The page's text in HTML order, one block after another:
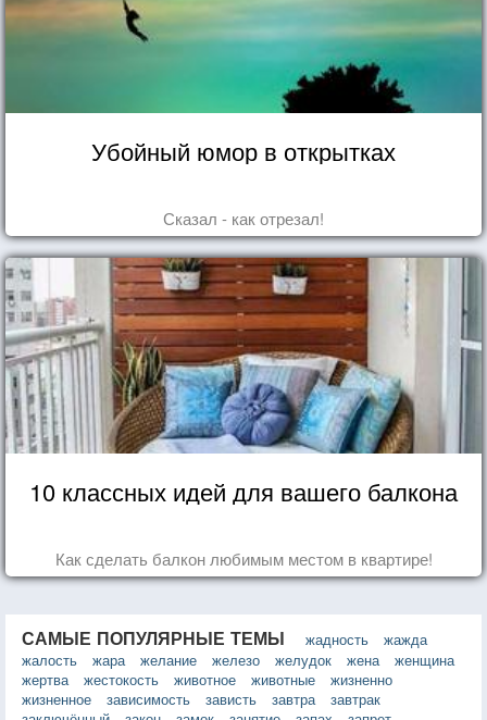
Убойный юмор в открытках
Сказал - как отрезал!
10 классных идей для вашего балкона
Как сделать балкон любимым местом в квартире!
САМЫЕ ПОПУЛЯРНЫЕ ТЕМЫ жадность
жажда
жалость
жара желание железо желудок жена
женщина
жертва
жестокость животное животные
жизненно
жизненное
зависимость зависть завтра
завтрак